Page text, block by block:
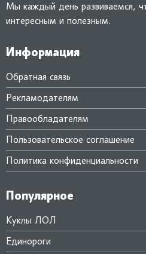
Мы каждый день развиваемся,
интересным и полезным.
Информация
Обратная связь
Рекламодателям
Правообладателям
Пользовательское соглашение
Политика конфиденциальности
Популярное
Куклы ЛОЛ
Единороги